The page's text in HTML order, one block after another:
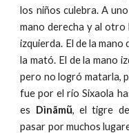
los niños culebra. A
mano derecha y al
izquierda. El de la mano
la mató. El de la mano
pero no logró matarla,
fue por el río Sixaola
es Dìnãmũ, el tigre
pasar por muchos